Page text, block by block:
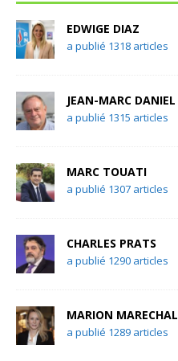
EDWIGE DIAZ
a publié 1318 articles
JEAN-MARC DANIEL
a publié 1315 articles
MARC TOUATI
a publié 1307 articles
CHARLES PRATS
a publié 1290 articles
MARION MARECHAL
a publié 1289 articles